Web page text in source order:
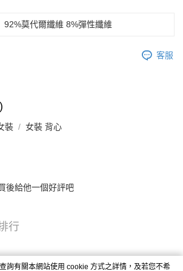
92%莫代爾纖維 8%彈性纖維
客服
裝 女裝 背心
後給他一個好評吧
行
詢有關本網站使用 cookie 方式之詳情，及若您不希